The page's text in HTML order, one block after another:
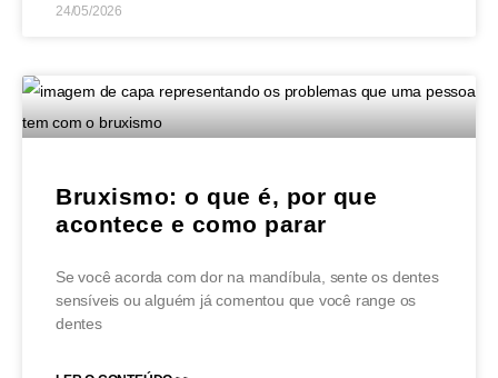
24/05/2026
Bruxismo: o que é, por que
acontece e como parar
Se você acorda com dor na mandíbula, sente os dentes
sensíveis ou alguém já comentou que você range os
dentes